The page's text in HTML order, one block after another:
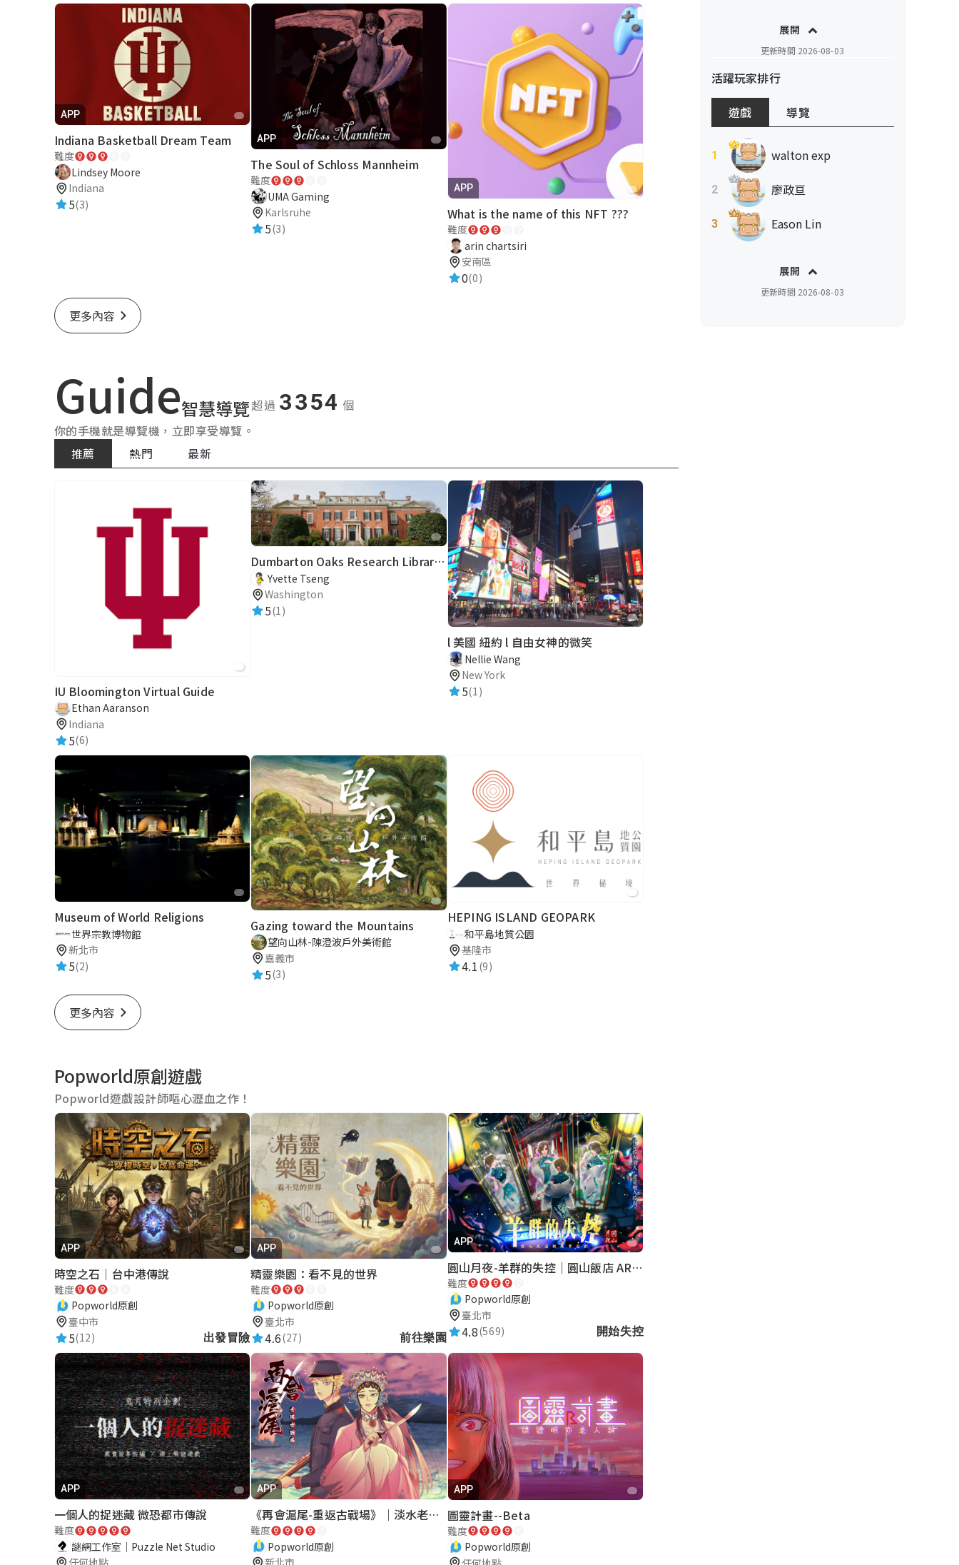
應
用
APP
Indiana Basketball Dream Team
難度
Lindsey Moore
Indiana
5(3)
APP
The Soul of Schloss Mannheim
難度
UMA Gaming
Karlsruhe
5(3)
APP
What is the name of this NFT ???
難度
arin chartsiri
安南區
0(0)
更多內容
Guide智慧導覽超過 3354 個
你的手機就是導覽機，立即享受導覽。
推薦
熱門 最新
IU Bloomington Virtual Guide
Ethan Aaranson
Indiana
5(6)
Dumbarton Oaks Research Library and Collections
Yvette Tseng
Washington
5(1)
l 美國 紐約 l 自由女神的微笑
Nellie Wang
New York
5(1)
Museum of World Religions
世界宗教博物館
新北市
5(2)
Gazing toward the Mountains
望向山林-陳澄波戶外美術館
嘉義市
5(3)
HEPING ISLAND GEOPARK
和平島地質公園
基隆市
4.1 (9)
更多內容
Popworld原創遊戲
Popworld遊戲設計師嘔心瀝血之作！
APP
時空之石｜台中港傳說
難度
Popworld原創
臺中市
5(12) 出發冒險
APP
精靈樂園：看不見的世界
難度
Popworld原創
臺北市
4.6(27) 前往樂園
APP
圓山月夜-羊群的失控｜圓山飯店 ARG實境解謎遊戲
難度
Popworld原創
臺北市
4.8(569) 開始失控
APP
一個人的捉迷藏 微恐都市傳說
難度
謎網工作室｜Puzzle Net Studio
APP
《再會滬尾-重返古戰場》｜淡水老街實境遊戲｜實體遊戲盒
難度
Popworld原創
APP
圖靈計畫--Beta
難度
Popworld原創
YU KI
林小宇
084
呂名蕎
嘻嘻哈哈小隊
展開
更新時間 2026-08-03
活躍玩家排行
遊戲
導覽
1 walton exp
2 廖政亘
3
Eason Lin
n n
展開
更新時間 2026-08-03